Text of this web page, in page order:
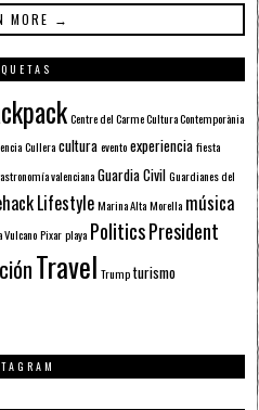
MORE →
Centre del Carme Cultura Contemporània
Cullera cultura evento experiencia fiesta
valenciana Guardia Civil Guardianes del
Lifestyle Marina Alta Morella música
Vulcano Pixar playa PoliticsPresident
Travel Trump turismo